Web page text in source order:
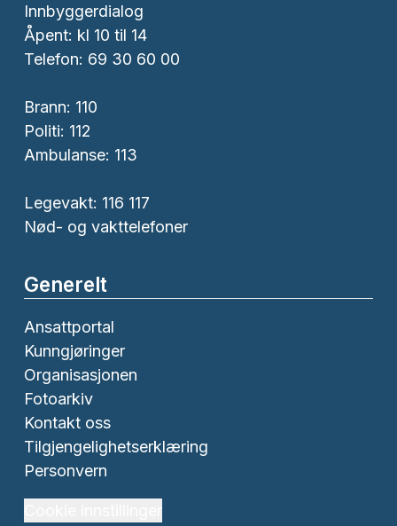
Innbyggerdialog
Åpent: kl 10 til 14
Telefon: 69 30 60 00
Brann: 110
Politi: 112
Ambulanse: 113
Legevakt: 116 117
Nød- og vakttelefoner
Generelt
Ansattportal
Kunngjøringer
Organisasjonen
Fotoarkiv
Kontakt oss
Tilgjengelighetserklæring
Personvern